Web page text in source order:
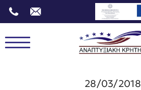
28/03/2018